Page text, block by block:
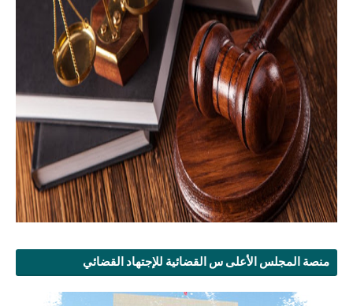
منصة المجلس الأعلى س القضائية للإجتهاد القضائي